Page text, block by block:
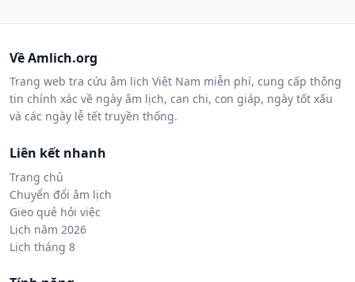
Về Amlich.org
Trang web tra cứu âm lịch Việt Nam miễn phí, cung cấp thông
tin chính xác về ngày âm lịch, can chi, con giáp, ngày tốt xấu
và các ngày lễ tết truyền thống.
Liên kết nhanh
Trang chủ
Chuyển đổi âm lịch
Gieo quẻ hỏi việc
Lịch năm 2026
Lịch tháng 8